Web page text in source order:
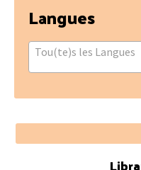
Langues
Tou(te)s les Langues
Footer